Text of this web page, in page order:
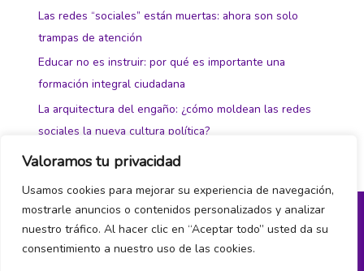
Valoramos tu privacidad
Usamos cookies para mejorar su experiencia de navegación,
mostrarle anuncios o contenidos personalizados y analizar
nuestro tráfico. Al hacer clic en “Aceptar todo” usted da su
consentimiento a nuestro uso de las cookies.
Las redes “sociales” están muertas: ahora son solo
trampas de atención
Educar no es instruir: por qué es importante una
formación integral ciudadana
La arquitectura del engaño: ¿cómo moldean las redes
sociales la nueva cultura política?
Política de privacidad y cookies